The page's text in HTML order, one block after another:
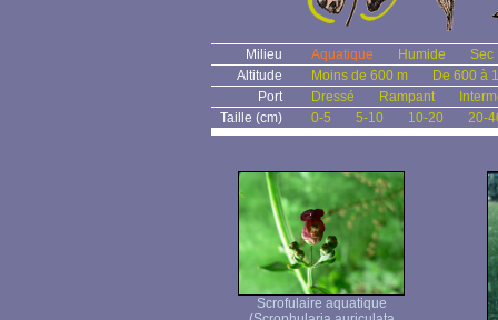
Milieu Aquatique Humide
Sec
Altitude
Moins de 600 m
De 600 à
Port
Dressé Rampant
Taille (cm)
0-5 5-10 10-20 20-
Scrofulaire aquatique